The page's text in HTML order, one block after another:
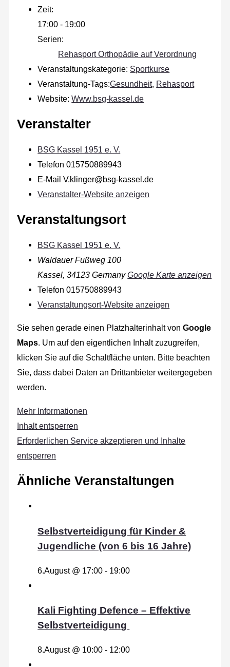
Zeit:
17:00 - 19:00
Serien:
Rehasport Orthopädie auf Verordnung
Veranstaltungskategorie: Sportkurse
Veranstaltung-Tags:Gesundheit, Rehasport
Website: Www.bsg-kassel.de
Veranstalter
BSG Kassel 1951 e. V.
Telefon015750889943
E-MailV.klinger@bsg-kassel.de
Veranstalter-Website anzeigen
Veranstaltungsort
BSG Kassel 1951 e. V.
Waldauer Fußweg 100
Kassel, 34123 Germany Google Karte anzeigen
Telefon 015750889943
Veranstaltungsort-Website anzeigen
Sie sehen gerade einen Platzhalterinhalt vonGoogle
Maps. Um auf den eigentlichen Inhalt zuzugreifen,
klicken Sie auf die Schaltfläche unten. Bitte beachten
Sie, dass dabei Daten an Drittanbieter weitergegeben
werden.
Mehr Informationen
Inhalt entsperren
Erforderlichen Service akzeptieren und Inhalte
entsperren
Ähnliche Veranstaltungen
Selbstverteidigung für Kinder &
Jugendliche (von 6 bis 16 Jahre)
6.August @ 17:00 - 19:00
Kali Fighting Defence – Effektive
Selbstverteidigung
8.August @ 10:00 - 12:00